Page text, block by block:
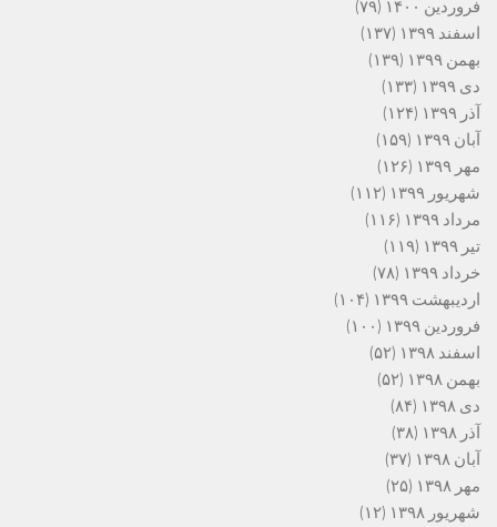
فروردین ۱۴۰۰
(۷۹)
اسفند ۱۳۹۹
(۱۳۷)
بهمن ۱۳۹۹
(۱۳۹)
دی ۱۳۹۹
(۱۳۳)
آذر ۱۳۹۹
(۱۲۴)
آبان ۱۳۹۹
(۱۵۹)
مهر ۱۳۹۹
(۱۲۶)
شهریور ۱۳۹۹
(۱۱۲)
مرداد ۱۳۹۹
(۱۱۶)
تیر ۱۳۹۹
(۱۱۹)
خرداد ۱۳۹۹
(۷۸)
اردیبهشت ۱۳۹۹
(۱۰۴)
فروردین ۱۳۹۹
(۱۰۰)
اسفند ۱۳۹۸
(۵۲)
بهمن ۱۳۹۸
(۵۲)
دی ۱۳۹۸
(۸۴)
آذر ۱۳۹۸
(۳۸)
آبان ۱۳۹۸
(۳۷)
مهر ۱۳۹۸
(۲۵)
شهریور ۱۳۹۸
(۱۲)